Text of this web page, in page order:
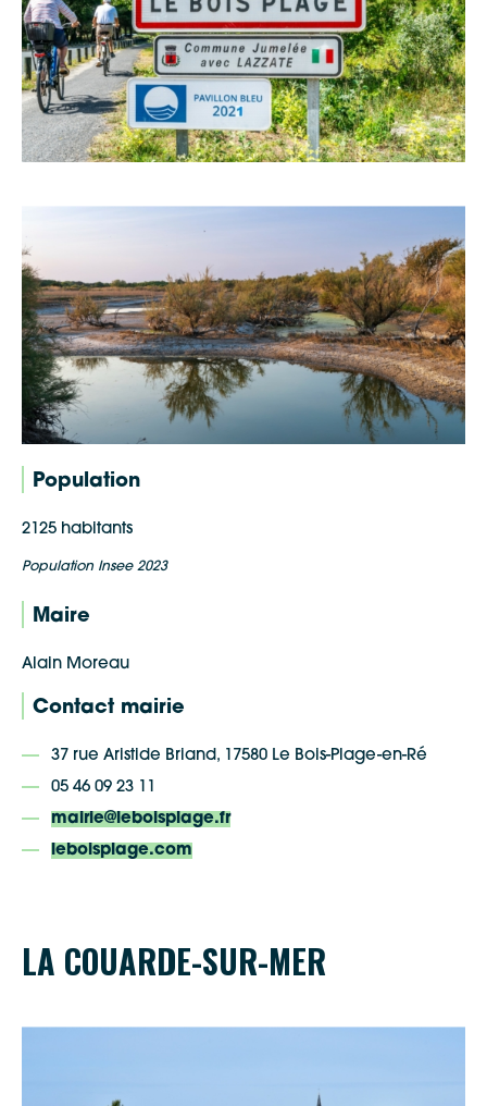
Population
2125 habitants
Population Insee 2023
Maire
Alain Moreau
Contact mairie
37 rue Aristide Briand, 17580 Le Bois-Plage-en-Ré
05 46 09 23 11
mairie@leboisplage.fr
leboisplage.com
LA COUARDE-SUR-MER